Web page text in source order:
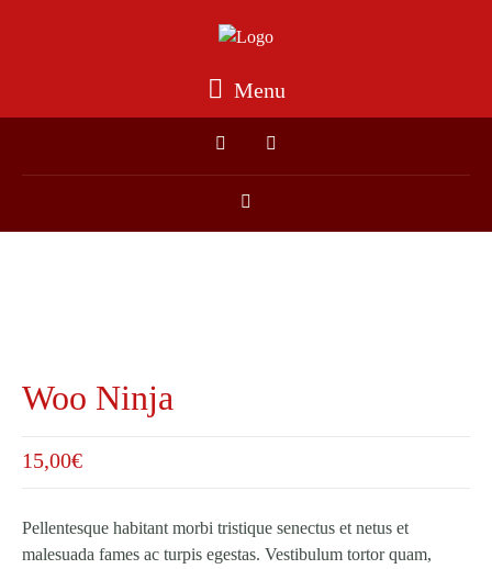
Menu
Woo Ninja
15,00€
Pellentesque habitant morbi tristique senectus et netus et
malesuada fames ac turpis egestas. Vestibulum tortor quam,